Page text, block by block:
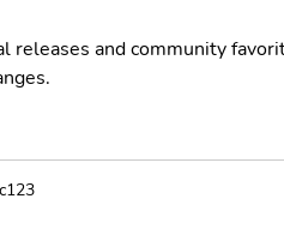
releases and community